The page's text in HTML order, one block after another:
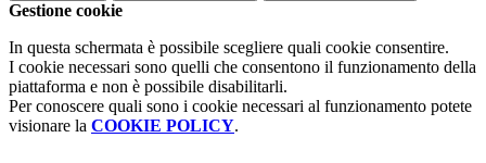
Gestione cookie
In questa schermata è possibile scegliere quali cookie consentire.
I cookie necessari sono quelli che consentono il funzionamento della
piattaforma e non è possibile disabilitarli.
Per conoscere quali sono i cookie necessari al funzionamento potete
visionare la COOKIE POLICY.